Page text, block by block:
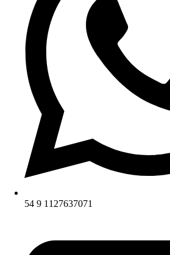
54 9 1127637071